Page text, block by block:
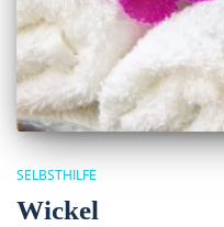
SELBSTHILFE
Wickel